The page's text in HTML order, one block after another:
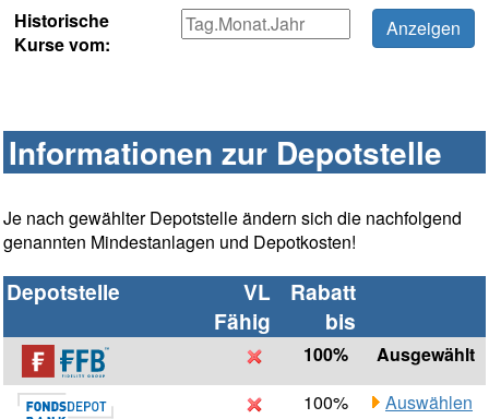
Historische
Kurse vom:
Informationen zur Depotstelle
Je nach gewählter Depotstelle ändern sich die nachfolgend
genannten Mindestanlagen und Depotkosten!
Depotstelle
VL
Fähig
Rabatt
bis
100%
Ausgewählt
100%
Auswählen